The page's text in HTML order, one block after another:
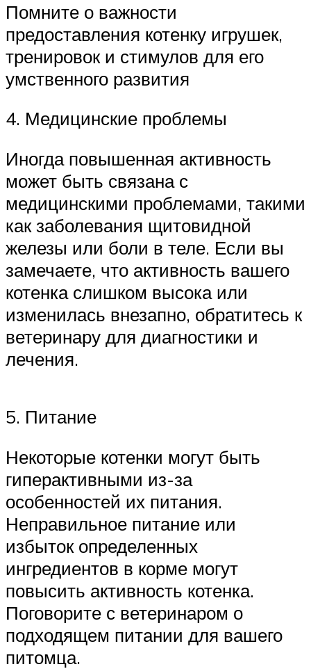
Помните о важности
предоставления котенку игрушек,
тренировок и стимулов для его
умственного развития
4. Медицинские проблемы
Иногда повышенная активность
может быть связана с
медицинскими проблемами, такими
как заболевания щитовидной
железы или боли в теле. Если вы
замечаете, что активность вашего
котенка слишком высока или
изменилась внезапно, обратитесь к
ветеринару для диагностики и
лечения.
5. Питание
Некоторые котенки могут быть
гиперактивными из-за
особенностей их питания.
Неправильное питание или
избыток определенных
ингредиентов в корме могут
повысить активность котенка.
Поговорите с ветеринаром о
подходящем питании для вашего
питомца.